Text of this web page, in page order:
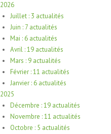
2026
Juillet : 3 actualités
Juin : 7 actualités
Mai : 6 actualités
Avril : 19 actualités
Mars : 9 actualités
Février : 11 actualités
Janvier : 6 actualités
2025
Décembre : 19 actualités
Novembre : 11 actualités
Octobre : 5 actualités